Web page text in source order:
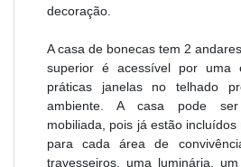
decoração.
A casa de bonecas tem 2
superior é acessível por uma
práticas janelas no telhado
ambiente. A casa pode ser
mobiliada, pois já estão
para cada área de
travesseiros, uma luminária,